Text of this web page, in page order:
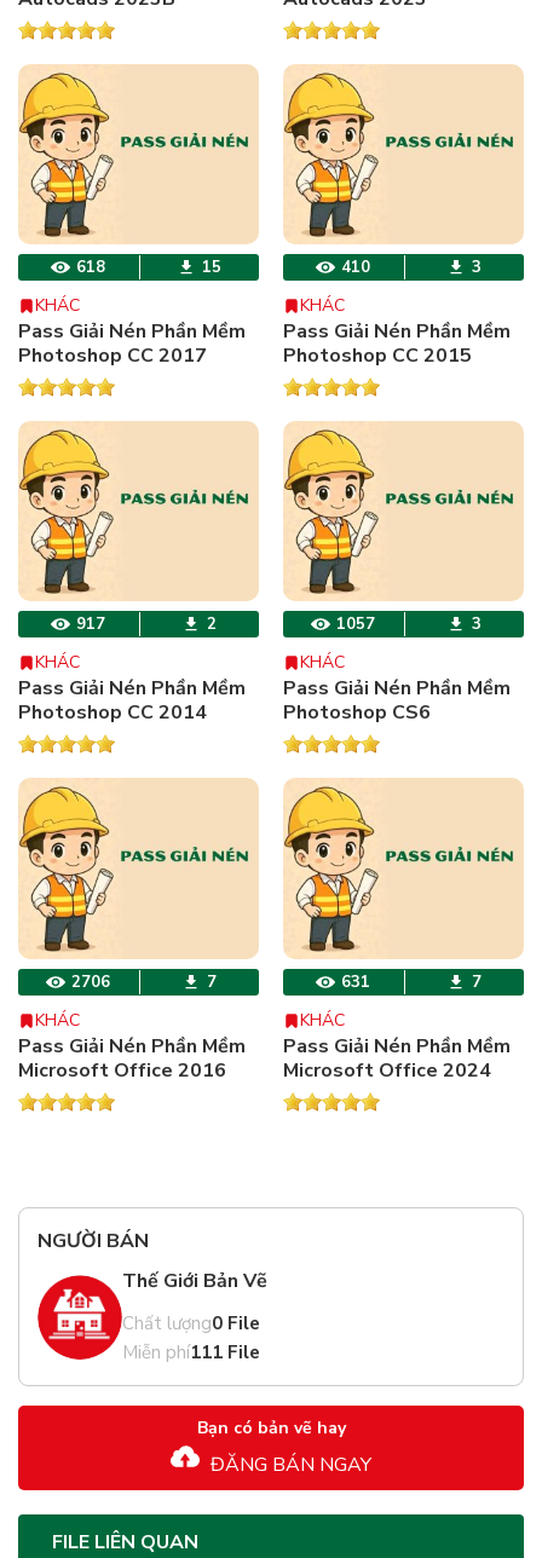
618 15
KHÁC
Pass Giải Nén Phần Mềm
Photoshop CC 2017
410 3
KHÁC
Pass Giải Nén Phần Mềm
Photoshop CC 2015
917 2
KHÁC
Pass Giải Nén Phần Mềm
Photoshop CC 2014
1057 3
KHÁC
Pass Giải Nén Phần Mềm
Photoshop CS6
2706 7
KHÁC
Pass Giải Nén Phần Mềm
Microsoft Office 2016
631 7
KHÁC
Pass Giải Nén Phần Mềm
Microsoft Office 2024
NGƯỜI BÁN
Thế Giới Bản Vẽ
Chất lượng0 File
Miễn phí111 File
Bạn có bản vẽ hay
ĐĂNG BÁN NGAY
FILE LIÊN QUAN